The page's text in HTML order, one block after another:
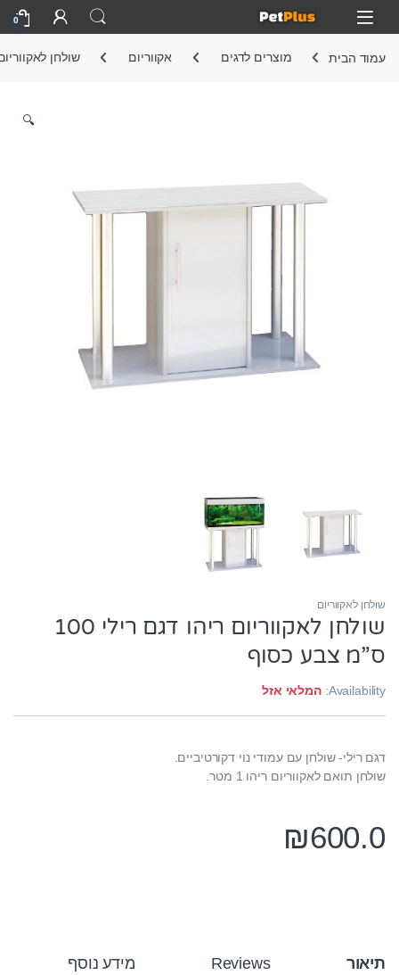
Skip to navigation
Skip to content
Open
0
עמוד הבית מוצרים לדגים אקווריום שולחן
🔍
שולחן לאקווריום
שולחן לאקווריום ריהו דגם רילי 100
ס”מ צבע כסוף
Availability: המלאי אזל
דגם רילי- שולחן עם עמודי נוי דקורטיביים.
שולחן תואם לאקווריום ריהו 1 מטר.
₪600.0
תיאור Reviews מידע נוסף